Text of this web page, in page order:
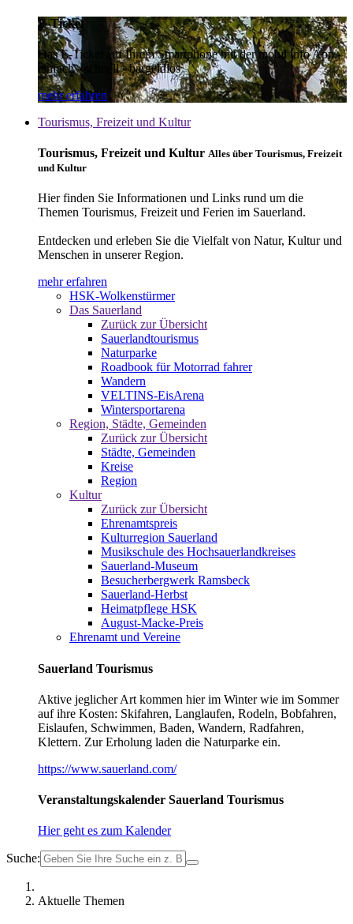
E-Ticket
Das E-Ticket auf Ihrem Smartphone mit der mobil info App -
einfach - schnell - bargeldlos
mehr erfahren
Tourismus, Freizeit und Kultur
Tourismus, Freizeit und Kultur Alles über Tourismus, Freizeit
und Kultur
Hier finden Sie Informationen und Links rund um die
Themen Tourismus, Freizeit und Ferien im Sauerland.
Entdecken und erleben Sie die Vielfalt von Natur, Kultur und
Menschen in unserer Region.
mehr erfahren
HSK-Wolkenstürmer
Das Sauerland
Zurück zur Übersicht
Sauerlandtourismus
Naturparke
Roadbook für Motorrad fahrer
Wandern
VELTINS-EisArena
Wintersportarena
Region, Städte, Gemeinden
Zurück zur Übersicht
Städte, Gemeinden
Kreise
Region
Kultur
Zurück zur Übersicht
Ehrenamtspreis
Kulturregion Sauerland
Musikschule des Hochsauerlandkreises
Sauerland-Museum
Besucherbergwerk Ramsbeck
Sauerland-Herbst
Heimatpflege HSK
August-Macke-Preis
Ehrenamt und Vereine
Sauerland Tourismus
Aktive jeglicher Art kommen hier im Winter wie im Sommer
auf ihre Kosten: Skifahren, Langlaufen, Rodeln, Bobfahren,
Eislaufen, Schwimmen, Baden, Wandern, Radfahren,
Klettern. Zur Erholung laden die Naturparke ein.
https://www.sauerland.com/
Veranstaltungskalender Sauerland Tourismus
Hier geht es zum Kalender
Suche:
Aktuelle Themen